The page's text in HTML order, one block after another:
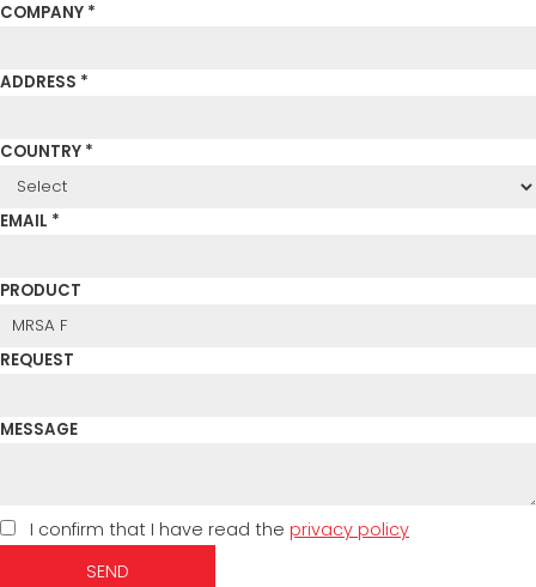
COMPANY *
ADDRESS *
COUNTRY *
EMAIL *
PRODUCT
REQUEST
MESSAGE
I confirm that I have read the privacy policy
SEND